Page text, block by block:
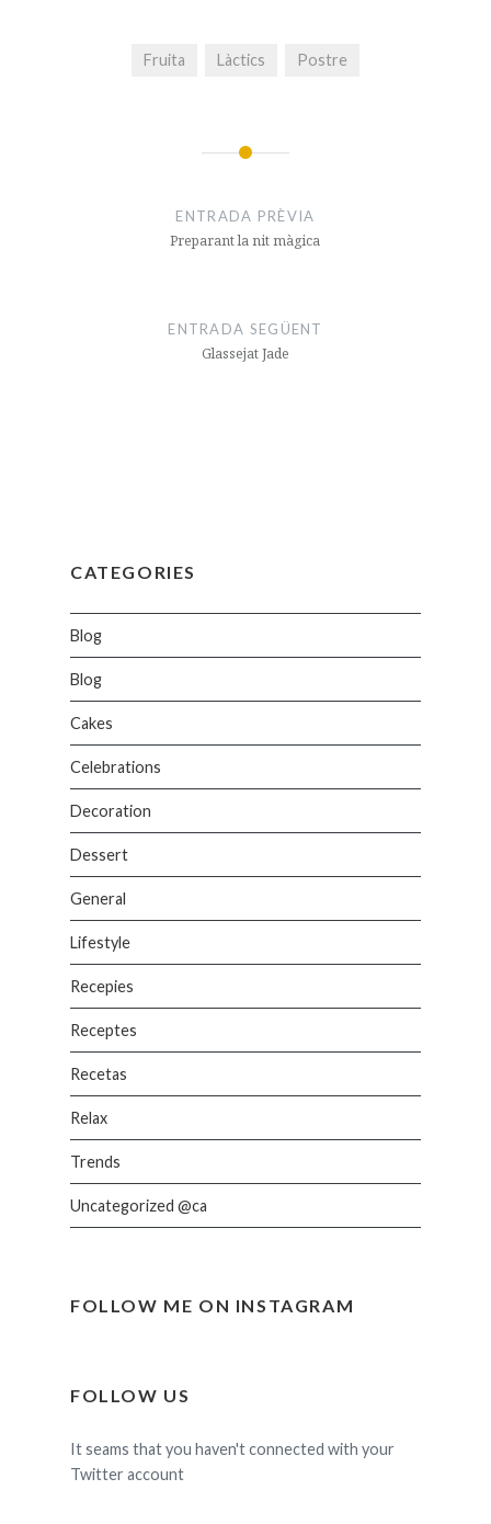
Fruita Làctics Postre
ENTRADA PRÈVIA
Preparant la nit màgica
ENTRADA SEGÜENT
Glassejat Jade
CATEGORIES
Blog
Blog
Cakes
Celebrations
Decoration
Dessert
General
Lifestyle
Recepies
Receptes
Recetas
Relax
Trends
Uncategorized @ca
FOLLOW ME ON INSTAGRAM
FOLLOW US
It seams that you haven't connected with your
Twitter account